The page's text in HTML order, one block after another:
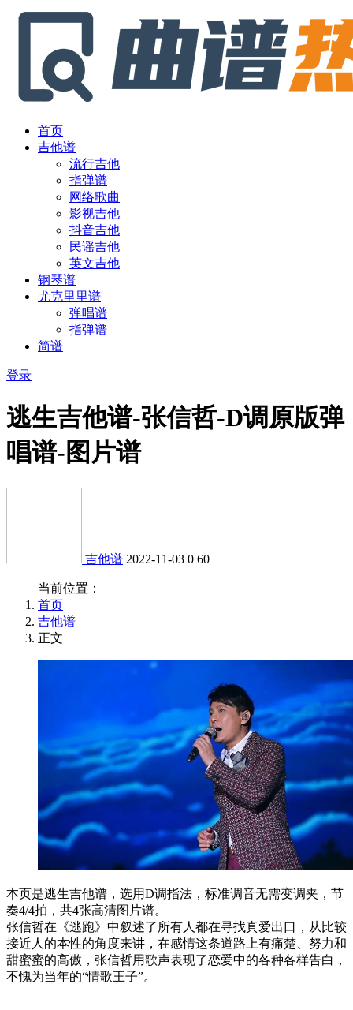
首页
吉他谱
流行吉他
指弹谱
网络歌曲
影视吉他
抖音吉他
民谣吉他
英文吉他
钢琴谱
尤克里里谱
弹唱谱
指弹谱
简谱
登录
逃生吉他谱-张信哲-D调原版弹
唱谱-图片谱
吉他谱 2022-11-03 0 60
当前位置：
首页
吉他谱
正文
本页是逃生吉他谱，选用D调指法，标准调音无需变调夹，节
奏4/4拍，共4张高清图片谱。
张信哲在《逃跑》中叙述了所有人都在寻找真爱出口，从比较
接近人的本性的角度来讲，在感情这条道路上有痛楚、努力和
甜蜜蜜的高傲，张信哲用歌声表现了恋爱中的各种各样告白，
不愧为当年的“情歌王子”。